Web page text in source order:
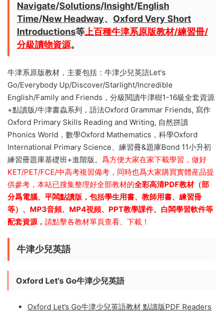
Navigate/Solutions/Insight/English
Time/New Headway、 Oxford Very Short
Introductions等上百種牛津系原版教材/練習冊/
分級讀物資源。
牛津系原版教材，主要包括：牛津少兒英語Let's
Go/Everybody Up/Discover/Starlight/Incredible
English/Family and Friends，分級閱讀牛津樹1-16級全套資源
+點讀版/牛津書蟲系列，語法Oxford Grammar Friends, 寫作
Oxford Primary Skills Reading and Writing, 自然拼讀
Phonics World，數學Oxford Mathematics，科學Oxford
International Primary Science、練習冊&題庫Bond 11小升初
練習冊題庫基礎班+進階版。 爲方便大家在家下載學習，做好
KET/PET/FCE/中高考複習備考，同時也爲大家購買實體産品提
供參考，本站已搜集整理好全部教材的全彩高清PDF教材（部
分爲電腦、平闆點讀版，包括學生用書、教師用書、練習冊
等）、MP3音頻、MP4視頻、PPT教學課件、白闆學習軟件等
配套資源， 請點擊各教材單頁查看、下載！
牛津少兒英語
Oxford Let’s Go牛津少兒英語
Oxford Let’s Go牛津少兒英語教材 點讀版PDF Readers